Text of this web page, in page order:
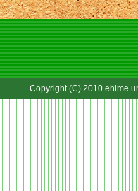
Copyright (C) 2010 ehime